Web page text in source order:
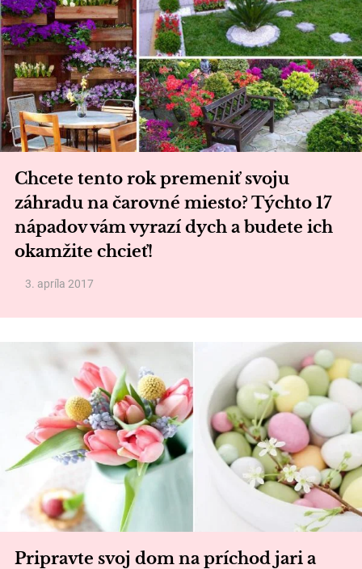
Chcete tento rok premeniť svoju
záhradu na čarovné miesto? Týchto 17
nápadov vám vyrazí dych a budete ich
okamžite chcieť!
3. apríla 2017
Pripravte svoj dom na príchod jari a